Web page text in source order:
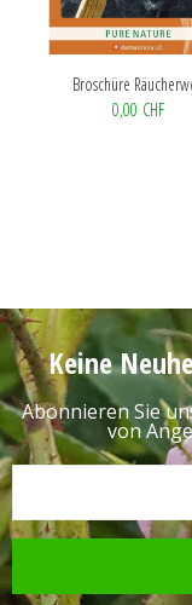
Broschüre
0,00 CHF
Keine
Abonnieren Sie
von